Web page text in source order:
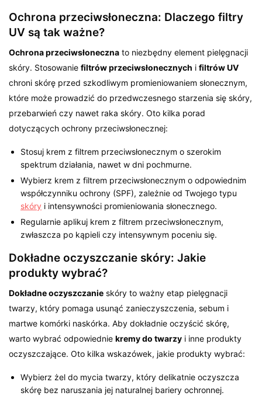
Ochrona przeciwsłoneczna: Dlaczego filtry
UV są tak ważne?
Ochrona przeciwsłoneczna to niezbędny element pielęgnacji
skóry. Stosowaniefiltrów przeciwsłonecznych ifiltrów UV
chroni skórę przed szkodliwym promieniowaniem słonecznym,
które może prowadzić do przedwczesnego starzenia się skóry,
przebarwień czy nawet raka skóry. Oto kilka porad
dotyczących ochrony przeciwsłonecznej:
Stosuj krem z filtrem przeciwsłonecznym o szerokim
spektrum działania, nawet w dni pochmurne.
Wybierz krem z filtrem przeciwsłonecznym o odpowiednim
współczynniku ochrony (SPF), zależnie od Twojego typu
skóry i intensywności promieniowania słonecznego.
Regularnie aplikuj krem z filtrem przeciwsłonecznym,
zwłaszcza po kąpieli czy intensywnym poceniu się.
Dokładne oczyszczanie skóry: Jakie
produkty wybrać?
Dokładne oczyszczanie skóry to ważny etap pielęgnacji
twarzy, który pomaga usunąć zanieczyszczenia, sebum i
martwe komórki naskórka. Aby dokładnie oczyścić skórę,
warto wybrać odpowiedniekremy do twarzy i inne produkty
oczyszczające. Oto kilka wskazówek, jakie produkty wybrać:
Wybierz żel do mycia twarzy, który delikatnie oczyszcza
skórę bez naruszania jej naturalnej bariery ochronnej.